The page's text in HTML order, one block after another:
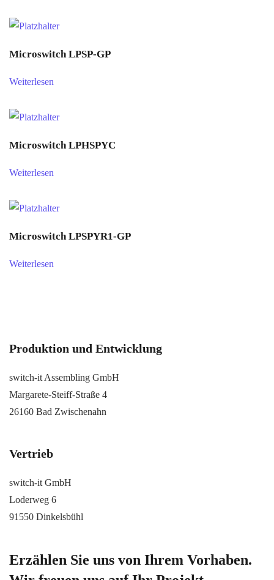
Microswitch LPSP-GP
Weiterlesen
Microswitch LPHSPYC
Weiterlesen
Microswitch LPSPYR1-GP
Weiterlesen
Produktion und Entwicklung
switch-it Assembling GmbH
Margarete-Steiff-Straße 4
26160 Bad Zwischenahn
Vertrieb
switch-it GmbH
Loderweg 6
91550 Dinkelsbühl
Erzählen Sie uns von Ihrem Vorhaben.